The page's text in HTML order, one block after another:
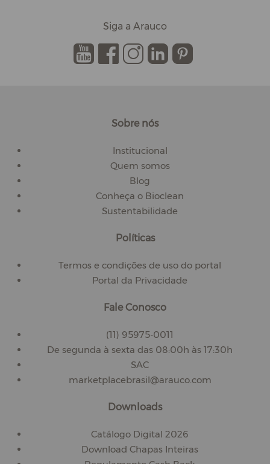
Siga a Arauco
. . . . .
Sobre nós
Institucional
Quem somos
Blog
Conheça o Bioclean
Sustentabilidade
Políticas
Termos e condições de uso do portal
Portal da Privacidade
Fale Conosco
(11) 95975-0011
De segunda à sexta das 08:00h às 17:30h
SAC
marketplacebrasil@arauco.com
Downloads
Catálogo Digital 2026
Download Chapas Inteiras